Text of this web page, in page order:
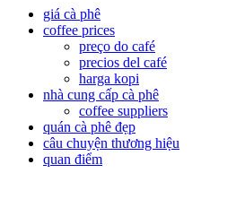
giá cà phê
coffee prices
preço do café
precios del café
harga kopi
nhà cung cấp cà phê
coffee suppliers
quán cà phê đẹp
câu chuyện thương hiệu
quan điểm